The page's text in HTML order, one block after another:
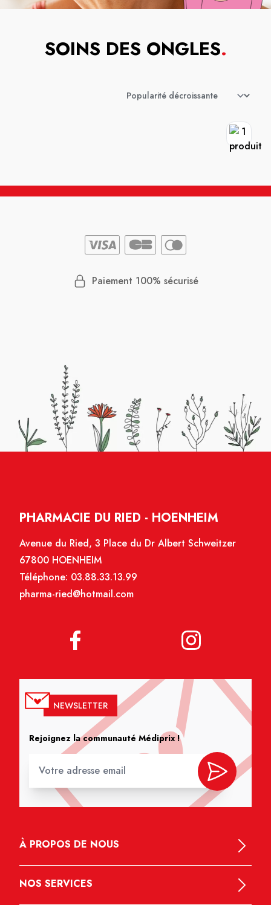
SOINS DES ONGLES.
Paiement 100% sécurisé
PHARMACIE DU RIED - HOENHEIM
Avenue du Ried, 3 Place du Dr Albert Schweitzer
67800 HOENHEIM
Téléphone: 03.88.33.13.99
pharma-ried@hotmail.com
NEWSLETTER
Rejoignez la communauté Médiprix !
À PROPOS DE NOUS
NOS SERVICES